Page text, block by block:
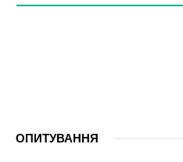
ОПИТУВАННЯ